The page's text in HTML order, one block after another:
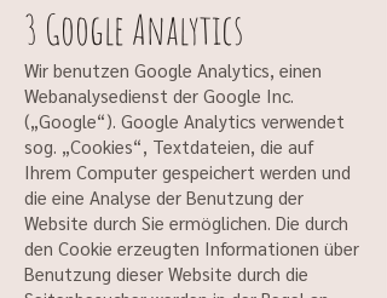
3 Google Analytics
Wir benutzen Google Analytics, einen
Webanalysedienst der Google Inc.
(„Google“). Google Analytics verwendet
sog. „Cookies“, Textdateien, die auf
Ihrem Computer gespeichert werden und
die eine Analyse der Benutzung der
Website durch Sie ermöglichen. Die durch
den Cookie erzeugten Informationen über
Benutzung dieser Website durch die